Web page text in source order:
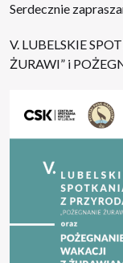
Serdecznie
V. LUBELSKIE
ŻURAWI” i